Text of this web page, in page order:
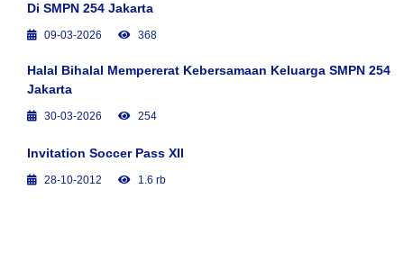
Di SMPN 254 Jakarta
09-03-2026 368
Halal Bihalal Mempererat Kebersamaan Keluarga SMPN 254
Jakarta
30-03-2026 254
Invitation Soccer Pass XII
28-10-2012 1.6 rb